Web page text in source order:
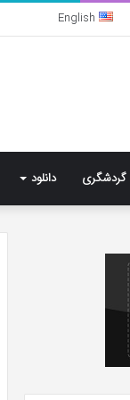
English
گردشگری دانلود